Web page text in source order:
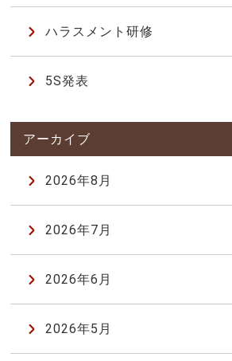
ハラスメント研修
5S発表
2026年8月
2026年7月
2026年6月
2026年5月